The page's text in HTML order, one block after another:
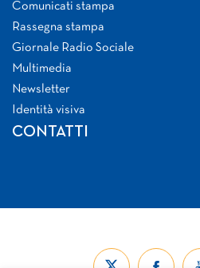
Comunicati stampa
Rassegna stampa
Giornale Radio Sociale
Multimedia
Newsletter
Identità visiva
CONTATTI